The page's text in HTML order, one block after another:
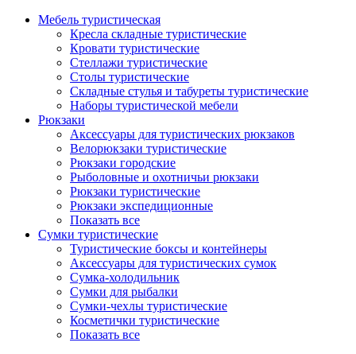
Мебель туристическая
Кресла складные туристические
Кровати туристические
Стеллажи туристические
Столы туристические
Складные стулья и табуреты туристические
Наборы туристической мебели
Рюкзаки
Аксессуары для туристических рюкзаков
Велорюкзаки туристические
Рюкзаки городские
Рыболовные и охотничьи рюкзаки
Рюкзаки туристические
Рюкзаки экспедиционные
Показать все
Сумки туристические
Туристические боксы и контейнеры
Аксессуары для туристических сумок
Сумка-холодильник
Сумки для рыбалки
Сумки-чехлы туристические
Косметички туристические
Показать все